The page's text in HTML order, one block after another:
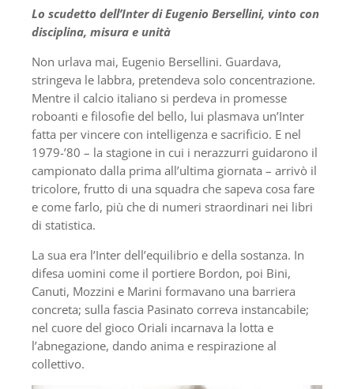
Lo scudetto dell’Inter di Eugenio Bersellini, vinto con
disciplina, misura e unità
Non urlava mai, Eugenio Bersellini. Guardava,
stringeva le labbra, pretendeva solo concentrazione.
Mentre il calcio italiano si perdeva in promesse
roboanti e filosofie del bello, lui plasmava un’Inter
fatta per vincere con intelligenza e sacrificio. E nel
1979-’80 – la stagione in cui i nerazzurri guidarono il
campionato dalla prima all’ultima giornata – arrivò il
tricolore, frutto di una squadra che sapeva cosa fare
e come farlo, più che di numeri straordinari nei libri
di statistica.
La sua era l’Inter dell’equilibrio e della sostanza. In
difesa uomini come il portiere Bordon, poi Bini,
Canuti, Mozzini e Marini formavano una barriera
concreta; sulla fascia Pasinato correva instancabile;
nel cuore del gioco Oriali incarnava la lotta e
l’abnegazione, dando anima e respirazione al
collettivo.